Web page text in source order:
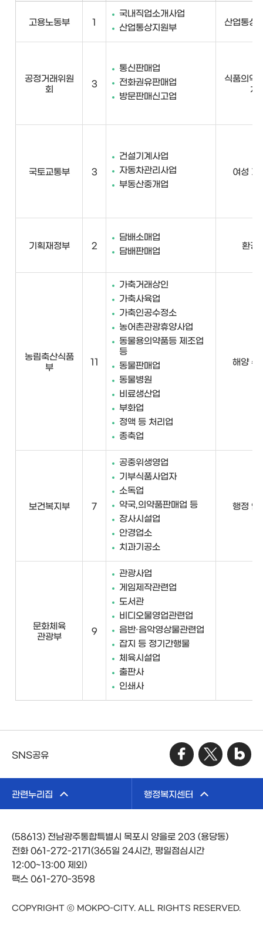
고용노동부 1
국내직업소개사업
산업통상지원부
산업통상
공정거래위원
회
3
통신판매업
전화권유판매업
방문판매신고업
식품의약
처
국토교통부 3
건설기계사업
자동차관리사업
부동산중개업
여성 가
기획재정부 2
담배소매업
담배판매업
환경
농림축산식품
부
11
가축거래상인
가축사육업
가축인공수정소
농어촌관광휴양사업
동물용의약품등 제조업
등
동물판매업
동물병원
비료생산업
부화업
정액 등 처리업
종축업
해양 수
보건복지부 7
공중위생영업
기부식품사업자
소독업
약국,의약품판매업 등
장사시설업
안경업소
치과기공소
행정 안
문화체육
관광부
9
관광사업
게임제작관련업
도서관
비디오물영업관련업
음반·음악영상물관련업
잡지 등 정기간행물
체육시설업
출판사
인쇄사
SNS공유
관련누리집 행정복지센터
(58613) 전남광주통합특별시 목포시 양을로 203 (용당동)
전화 061-272-2171(365일 24시간, 평일점심시간
12:00~13:00 제외)
팩스 061-270-3598
COPYRIGHT ⓒ MOKPO-CITY. ALL RIGHTS RESERVED.